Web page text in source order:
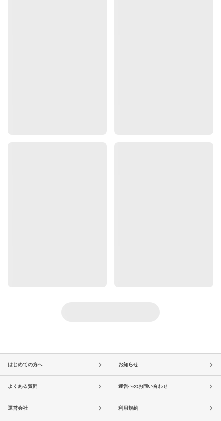
はじめての方へ お知らせ
よくある質問 運営へのお問い合わせ
運営会社 利用規約